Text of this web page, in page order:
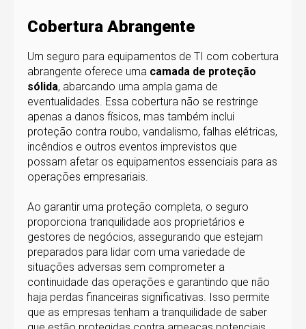
Cobertura Abrangente
Um seguro para equipamentos de TI com cobertura
abrangente oferece uma camada de proteção
sólida, abarcando uma ampla gama de
eventualidades. Essa cobertura não se restringe
apenas a danos físicos, mas também inclui
proteção contra roubo, vandalismo, falhas elétricas,
incêndios e outros eventos imprevistos que
possam afetar os equipamentos essenciais para as
operações empresariais.
Ao garantir uma proteção completa, o seguro
proporciona tranquilidade aos proprietários e
gestores de negócios, assegurando que estejam
preparados para lidar com uma variedade de
situações adversas sem comprometer a
continuidade das operações e garantindo que não
haja perdas financeiras significativas. Isso permite
que as empresas tenham a tranquilidade de saber